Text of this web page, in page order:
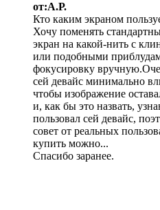
от:А.Р.
Кто каким экраном
Хочу поменять
экран на какой-нить с
или подобными
фокусировку
сей девайс минимально
чтобы изображение
и, как бы это назвать,
пользовал сей девайс,
совет от реальных
купить можно...
Спасибо заранее.